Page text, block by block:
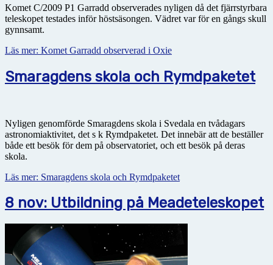
Komet C/2009 P1 Garradd observerades nyligen då det fjärrstyrbara
teleskopet testades inför höstsäsongen. Vädret var för en gångs skull
gynnsamt.
Läs mer: Komet Garradd observerad i Oxie
Smaragdens skola och Rymdpaketet
Nyligen genomförde Smaragdens skola i Svedala en tvådagars
astronomiaktivitet, det s k Rymdpaketet. Det innebär att de beställer
både ett besök för dem på observatoriet, och ett besök på deras
skola.
Läs mer: Smaragdens skola och Rymdpaketet
8 nov: Utbildning på Meadeteleskopet